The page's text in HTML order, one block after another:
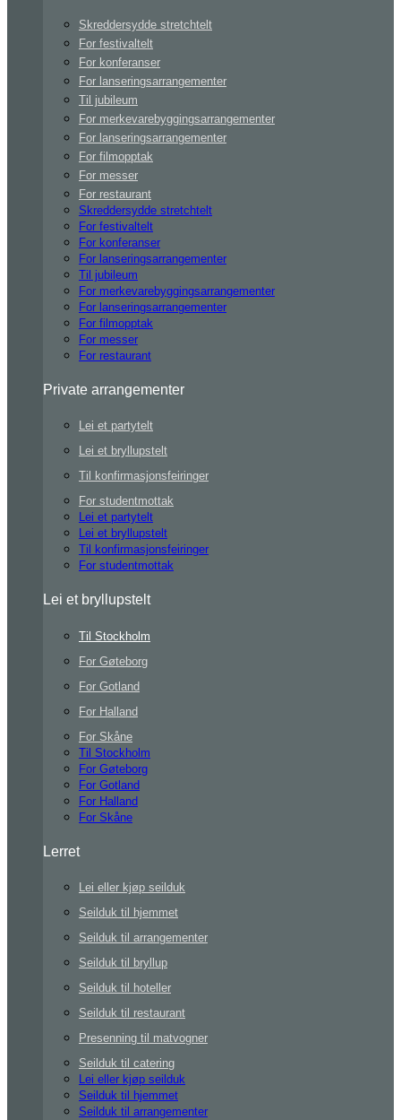
Skreddersydde stretchtelt
For festivaltelt
For konferanser
For lanseringsarrangementer
Til jubileum
For merkevarebyggingsarrangementer
For lanseringsarrangementer
For filmopptak
For messer
For restaurant
Skreddersydde stretchtelt
For festivaltelt
For konferanser
For lanseringsarrangementer
Til jubileum
For merkevarebyggingsarrangementer
For lanseringsarrangementer
For filmopptak
For messer
For restaurant
Private arrangementer
Lei et partytelt
Lei et bryllupstelt
Til konfirmasjonsfeiringer
For studentmottak
Lei et partytelt
Lei et bryllupstelt
Til konfirmasjonsfeiringer
For studentmottak
Lei et bryllupstelt
Til Stockholm
For Gøteborg
For Gotland
For Halland
For Skåne
Til Stockholm
For Gøteborg
For Gotland
For Halland
For Skåne
Lerret
Lei eller kjøp seilduk
Seilduk til hjemmet
Seilduk til arrangementer
Seilduk til bryllup
Seilduk til hoteller
Seilduk til restaurant
Presenning til matvogner
Seilduk til catering
Lei eller kjøp seilduk
Seilduk til hjemmet
Seilduk til arrangementer